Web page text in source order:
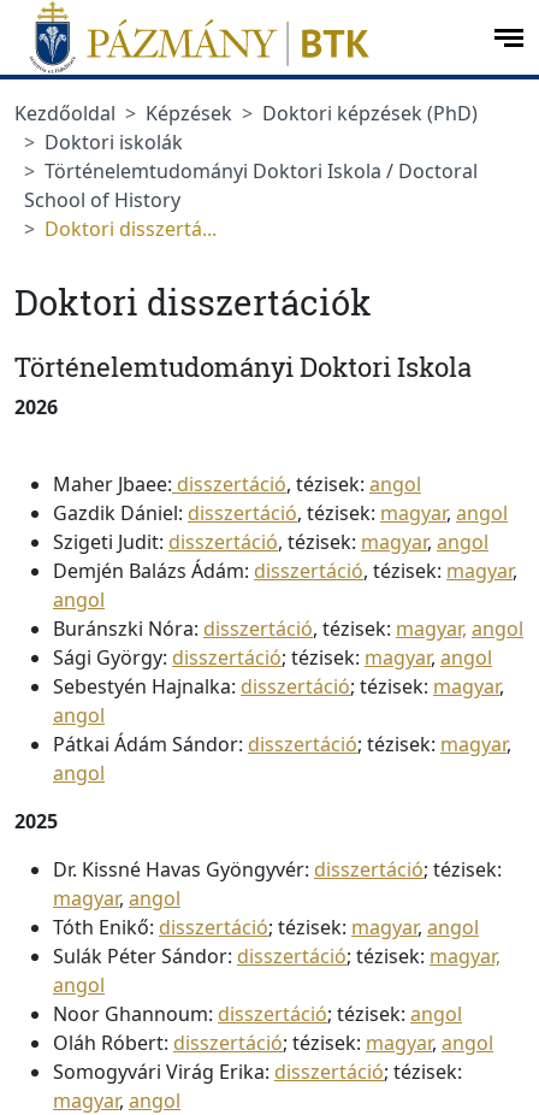
Ugrás a menüre
Ugrás a tartalomra
Kezdőoldal
Képzések
Doktori képzések (PhD)
Doktori iskolák
Történelemtudományi Doktori Iskola / Doctoral
School of History
Doktori disszertá...
Doktori disszertációk
Történelemtudományi Doktori Iskola
2026
Maher Jbaee: disszertáció, tézisek: angol
Gazdik Dániel: disszertáció, tézisek: magyar, angol
Szigeti Judit: disszertáció, tézisek: magyar, angol
Demjén Balázs Ádám: disszertáció, tézisek: magyar,
angol
Buránszki Nóra: disszertáció, tézisek: magyar, angol
Sági György: disszertáció; tézisek: magyar, angol
Sebestyén Hajnalka: disszertáció; tézisek: magyar,
angol
Pátkai Ádám Sándor: disszertáció; tézisek: magyar,
angol
2025
Dr. Kissné Havas Gyöngyvér: disszertáció; tézisek:
magyar, angol
Tóth Enikő: disszertáció; tézisek: magyar, angol
Sulák Péter Sándor: disszertáció; tézisek: magyar,
angol
Noor Ghannoum: disszertáció; tézisek: angol
Oláh Róbert: disszertáció; tézisek: magyar, angol
Somogyvári Virág Erika: disszertáció; tézisek:
magyar, angol